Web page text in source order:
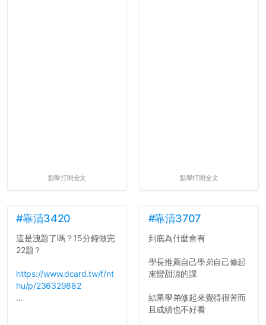
點擊打開全文 點擊打開全文
#靠清3420
這是洩題了嗎？15分鐘做完
22題？
https://www.dcard.tw/f/nt
hu/p/236329882
...
#靠清3707
到底為什麼會有
學長推薦自己學弟自己修起
來蠻甜涼的課
結果學弟修起來覺得很苦而
且成績也不好看